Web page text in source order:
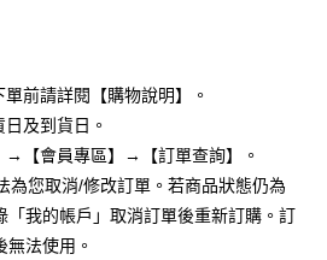
大哥付你分期」於每月結算日後寄送繳費提
」等通路繳費。
有限公司」（以下簡稱本公司）所提供，讓
買商品或服務，並由商店將買賣／分期付款
約使用本公司帳單繳交帳款。
，再付款。
】
享後付」後，將跳轉至「AFTEE先享後付」
金額後，即可完成結帳。
，點擊此簡訊中的連結，可透過四大超商／
進行付款，方視為交易完成。
需立刻繳費，但若您需要取消訂單，請聯絡
意取消之訂單仍視為有效，需透過AFTEE先享
上)免運費
以上)免運費
以上)免運費
前請詳閱【購物說明】。
及到貨日。
→【會員專區】→【訂單查詢】。
為您取消/修改訂單。若商品狀態仍為
「我的帳戶」取消訂單後重新訂購。訂
法使用。